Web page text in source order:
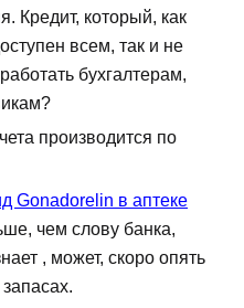
Кредит, который, как
всем, так и не
бухгалтерам,
производится по
Gonadorelin в аптеке
чем слову банка,
, может, скоро опять